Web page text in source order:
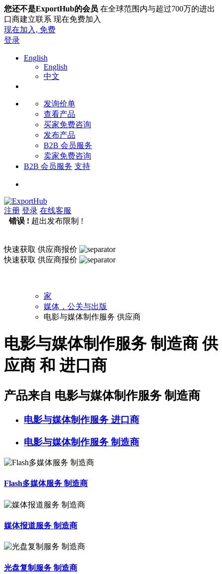
您还不是ExportHub的会员 在全球范围内与超过700万的进出
口商建立联系 现在免费加入
现在加入, 免费
登录
English
English
中文
发询价单
查看产品
买家免费咨询
发布产品
B2B 会员服务
卖家免费咨询
B2B 会员服务 支持
注册 登录 在线客服
错误 ! 超出发布限制 !
快速获取 供应商报价
快速获取 供应商报价
家
媒体，公关与出版
电影与媒体制作服务 供应商
电影与媒体制作服务 制造商 供
应商 和 进口商
产品来自 电影与媒体制作服务 制造商
电影与媒体制作服务 进口商
电影与媒体制作服务 制造商
Flash多媒体服务 制造商
媒体报道服务 制造商
光盘复制服务 制造商